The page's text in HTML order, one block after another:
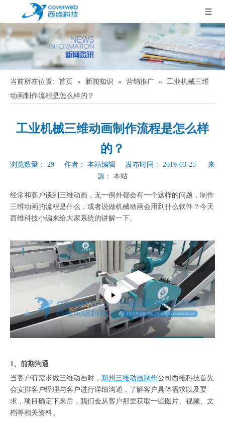
当前所在位置: 首页 » 新闻知识 » 营销推广 »
工业机械三维
动画制作流程是怎么样的？
工业机械三维动画制作流程是怎么样
的？
浏览数量： 29 作者： 本站编辑 发布时间： 2019-03-25 来
源： 本站
["wechat","weibo","qzone","douban","email"]
经常和客户谈到三维动画，无一例外都会有一个这样的问题，制作
三维动画的流程是什么，或者说做机械动画会用到什么软件？今天
西维科技小编来给大家系统的讲解一下。
1、前期沟通
当客户有需求做三维动画时， 郑州三维动画制作公司西维科技首先
会安排客户经理与客户进行详细沟通，了解客户具体需求以及要
求，项目确定下来后，我们会从客户那里获取一些图片、视频、文
档等相关资料。